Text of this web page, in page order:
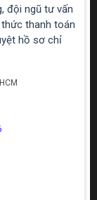
đội ngũ tư vấn
thanh toán
hồ sơ chỉ